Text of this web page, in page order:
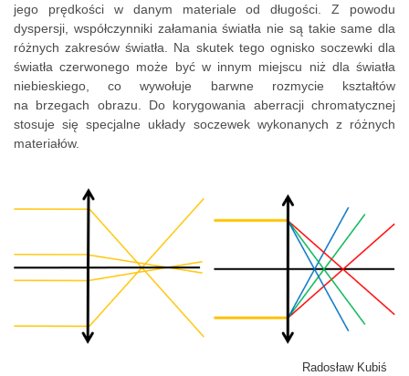
jego prędkości w danym materiale od długości. Z powodu
dyspersji, współczynniki załamania światła nie są takie same dla
różnych zakresów światła. Na skutek tego ognisko soczewki dla
światła czerwonego może być w innym miejscu niż dla światła
niebieskiego, co wywołuje barwne rozmycie kształtów
na brzegach obrazu. Do korygowania aberracji chromatycznej
stosuje się specjalne układy soczewek wykonanych z różnych
materiałów.
Radosław Kubiś